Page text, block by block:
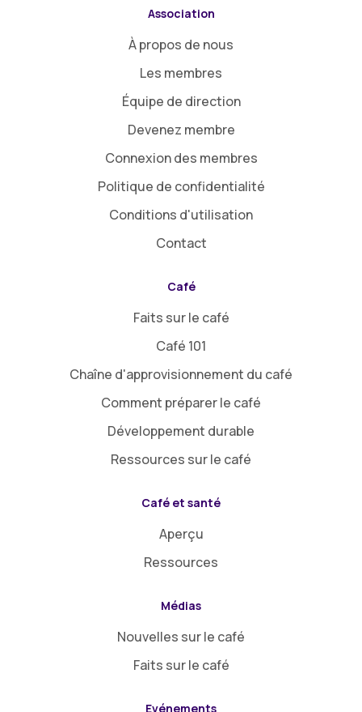
Association
À propos de nous
Les membres
Équipe de direction
Devenez membre
Connexion des membres
Politique de confidentialité
Conditions d'utilisation
Contact
Café
Faits sur le café
Café 101
Chaîne d'approvisionnement du café
Comment préparer le café
Développement durable
Ressources sur le café
Café et santé
Aperçu
Ressources
Médias
Nouvelles sur le café
Faits sur le café
Evénements